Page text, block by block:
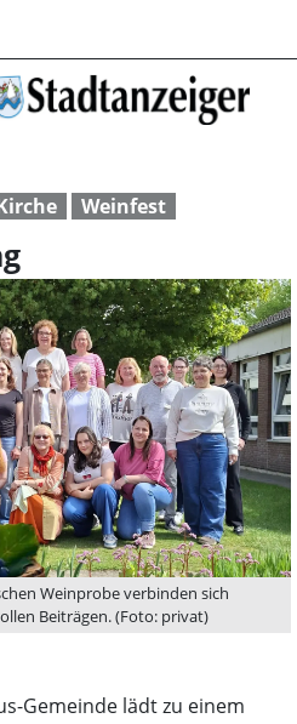
Wein und
Weinfest
Weinprobe verbinden sich
Beiträgen. (Foto: privat)
Gemeinde lädt zu einem